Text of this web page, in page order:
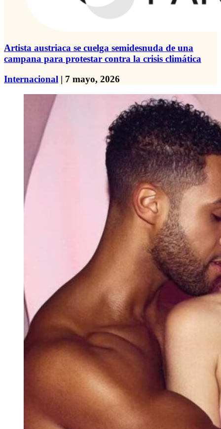
Artista austriaca se cuelga semidesnuda de una
campana para protestar contra la crisis climática
Internacional | 7 mayo, 2026